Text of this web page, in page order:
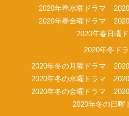
2020年春水曜ドラマ
2020年春金曜ドラマ
2020年春日曜
2020年冬ド
2020年冬の月曜ドラマ
2020年冬の水曜ドラマ
2020年冬の金曜ドラマ
2020年冬の日曜